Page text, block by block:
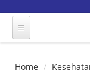
Home